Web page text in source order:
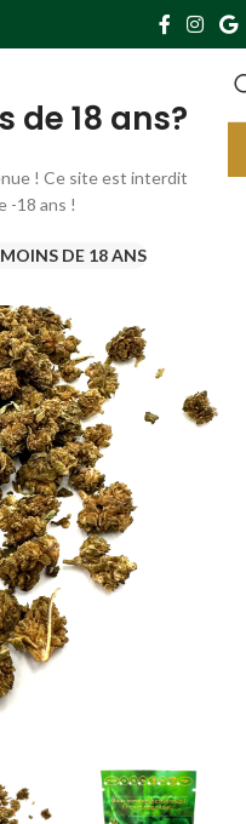
18 ans?
! Ce site est interdit
-18 ans !
DE 18 ANS
Europe à partir de 119€